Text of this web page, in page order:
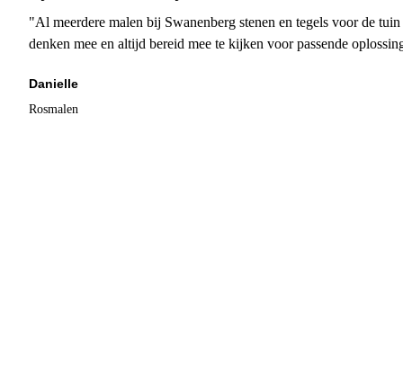
"Al meerdere malen bij Swanenberg stenen en tegels voor de
denken mee en altijd bereid mee te kijken voor passende
Danielle
Rosmalen